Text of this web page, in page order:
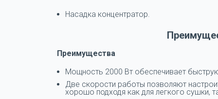
Насадка концентратор.
Преимущества
Мощность 2000 Вт обеспечивает
Две скорости работы позволяют
хорошо подходя как для легкого сушки,